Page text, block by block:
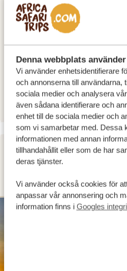
Denna webbplats
Vi använder enhetsidentifierare
och annonserna till användarna,
sociala medier och analysera
även sådana identifierare och
enhet till de sociala medier och
som vi samarbetar med. Dessa
informationen med annan
tillhandahållit eller som de har
deras tjänster.
Vi använder också cookies för
anpassar vår annonsering och
information finns i Googles
chaufför väntar på dig vid
med ditt namn på.
BOENDE:
SILVER Karibu
GOLD Lake Victoria
PLATINUM Protea Hotel
DAG 2
STADSTUR AV